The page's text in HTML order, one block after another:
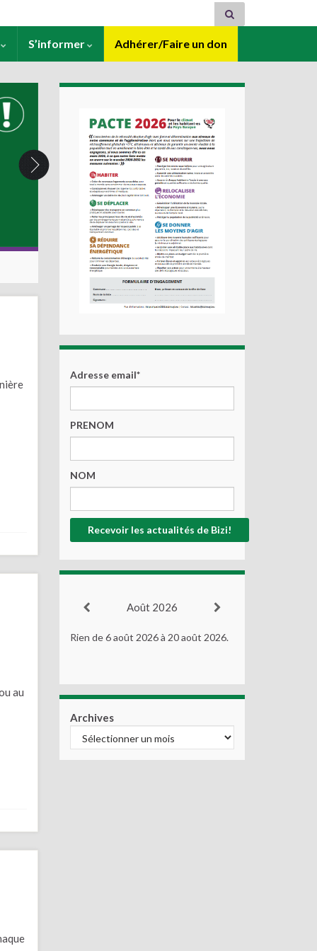
S’informer Adhérer/Faire un don
au
Adresse email*
PRENOM
NOM
Août 2026
Rien de 6 août 2026 à 20 août 2026.
Archives